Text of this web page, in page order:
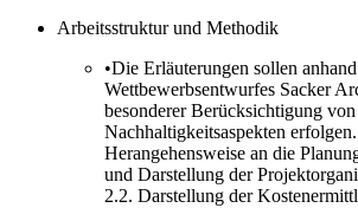
Arbeitsstruktur und Methodik
•Die Erläuterungen sollen
Wettbewerbsentwurfes Sacker
besonderer Berücksichtigung von
Nachhaltigkeitsaspekten
Herangehensweise an die
und Darstellung der
2.2. Darstellung der